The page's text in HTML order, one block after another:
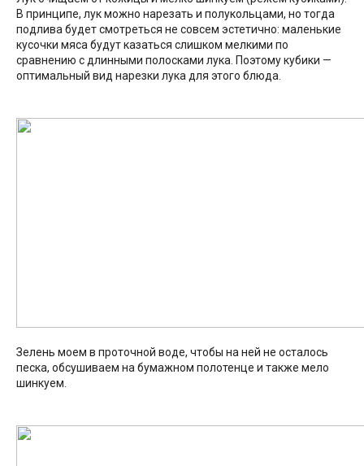
В принципе, лук можно нарезать и полукольцами, но тогда
подлива будет смотреться не совсем эстетично: маленькие
кусочки мяса будут казаться слишком мелкими по
сравнению с длинными полосками лука. Поэтому кубики —
оптимальный вид нарезки лука для этого блюда.
Зелень моем в проточной воде, чтобы на ней не осталось
песка, обсушиваем на бумажном полотенце и также мело
шинкуем.